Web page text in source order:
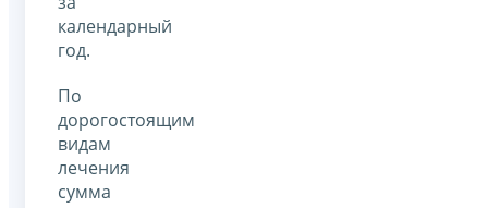
календарный
год.
По
дорогостоящим
видам
лечения
сумма